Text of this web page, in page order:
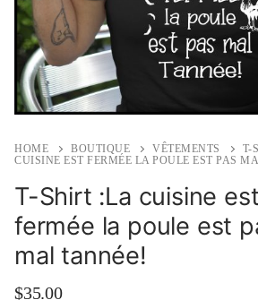
HOME BOUTIQUE VÊTEMENTS T-
CUISINE EST FERMÉE LA POULE EST PAS
T-Shirt :La cuisine est
fermée la poule est
mal tannée!
$35.00